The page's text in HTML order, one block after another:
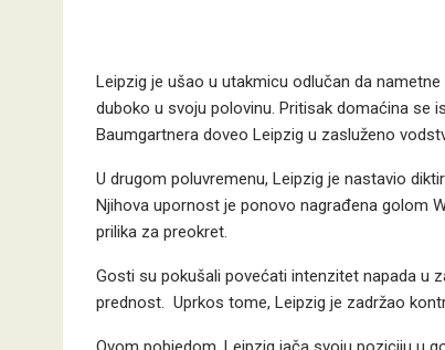
Leipzig je ušao u utakmicu odlučan da
duboko u svoju polovinu. Pritisak domaćina se
Baumgartnera doveo Leipzig u zasluženo
U drugom poluvremenu, Leipzig je nastavio
Njihova upornost je ponovo nagrađena golom
prilika za preokret.
Gosti su pokušali povećati intenzitet napada u
prednost. Uprkos tome, Leipzig je zadržao